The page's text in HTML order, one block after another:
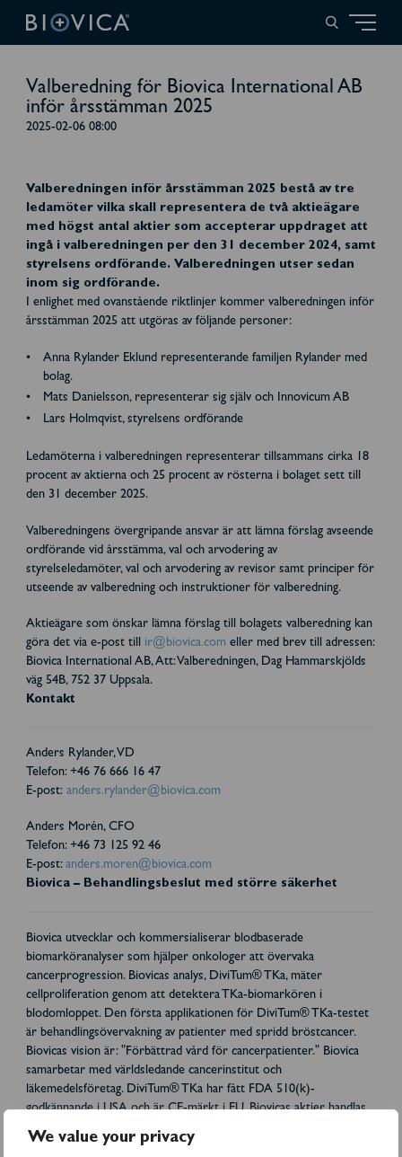
We value your privacy
Valberedning för Biovica International AB
inför årsstämman 2025
2025-02-06 08:00
Valberedningen inför årsstämman 2025 bestå av tre
ledamöter vilka skall representera de två aktieägare
med högst antal aktier som accepterar uppdraget att
ingå i valberedningen per den 31 december 2024, samt
styrelsens ordförande. Valberedningen utser sedan
inom sig ordförande.
I enlighet med ovanstående riktlinjer kommer valberedningen inför
årsstämman 2025 att utgöras av följande personer:
Anna Rylander Eklund representerande familjen Rylander med
bolag.
Mats Danielsson, representerar sig själv och Innovicum AB
Lars Holmqvist, styrelsens ordförande
Ledamöterna i valberedningen representerar tillsammans cirka 18
procent av aktierna och 25 procent av rösterna i bolaget sett till
den 31 december 2025.
Valberedningens övergripande ansvar är att lämna förslag avseende
ordförande vid årsstämma, val och arvodering av
styrelseledamöter, val och arvodering av revisor samt principer för
utseende av valberedning och instruktioner för valberedning.
Aktieägare som önskar lämna förslag till bolagets valberedning kan
göra det via e-post till ir@biovica.com eller med brev till adressen:
Biovica International AB, Att: Valberedningen, Dag Hammarskjölds
väg 54B, 752 37 Uppsala.
Kontakt
Anders Rylander, VD
Telefon: +46 76 666 16 47
E-post: anders.rylander@biovica.com
Anders Morén, CFO
Telefon: +46 73 125 92 46
E-post: anders.moren@biovica.com
Biovica – Behandlingsbeslut med större säkerhet
Biovica utvecklar och kommersialiserar blodbaserade
biomarköranalyser som hjälper onkologer att övervaka
cancerprogression. Biovicas analys, DiviTum® TKa, mäter
cellproliferation genom att detektera TKa-biomarkören i
blodomloppet. Den första applikationen för DiviTum® TKa-testet
är behandlingsövervakning av patienter med spridd bröstcancer.
Biovicas vision är: "Förbättrad vård för cancerpatienter." Biovica
samarbetar med världsledande cancerinstitut och
läkemedelsföretag. DiviTum® TKa har fått FDA 510(k)-
godkännande i USA och är CE-märkt i EU. Biovicas aktier handlas
på Nasdaq First North Premier Growth Market (BIOVIC B).
FNCA Sweden AB är företagets Certified Adviser. För mer